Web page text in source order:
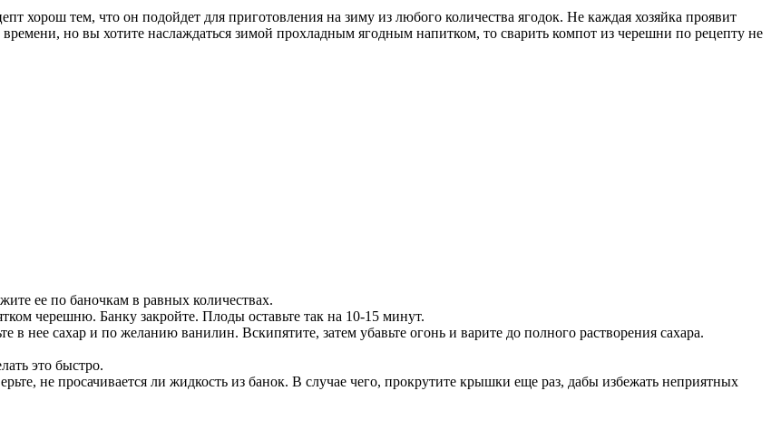
хорош тем, что он подойдет для приготовления на зиму из любого количества ягодок. Не каждая хозяйка проявит
но вы хотите наслаждаться зимой прохладным ягодным напитком, то сварить компот из черешни по рецепту не
ее по баночкам в равных количествах.
черешню. Банку закройте. Плоды оставьте так на 10-15 минут.
нее сахар и по желанию ванилин. Вскипятите, затем убавьте огонь и варите до полного растворения сахара.
это быстро.
не просачивается ли жидкость из банок. В случае чего, прокрутите крышки еще раз, дабы избежать неприятных